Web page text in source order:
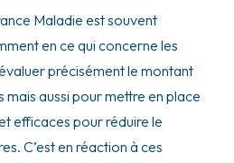
Maladie est souvent
en ce qui concerne les
précisément le montant
mais aussi pour mettre en place
efficaces pour réduire le
C’est en réaction à ces